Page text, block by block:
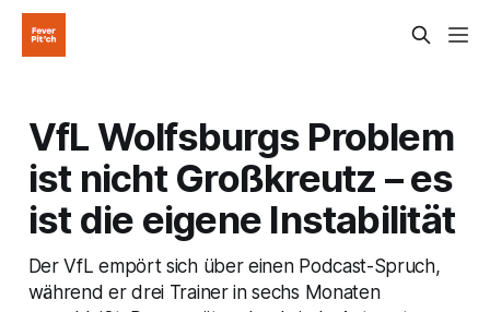
VfL Wolfsburgs Problem
ist nicht Großkreutz – es
ist die eigene Instabilität
Der VfL empört sich über einen Podcast-Spruch,
während er drei Trainer in sechs Monaten